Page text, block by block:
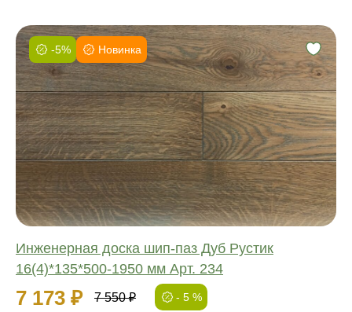
-5% Новинка
Инженерная доска шип-паз Дуб Рустик
16(4)*135*500-1950 мм Арт. 234
7 173 ₽ 7 550 ₽ - 5 %
Фаска:
Соединение:
Обработка:
Длина:
Ширина:
Толщина: